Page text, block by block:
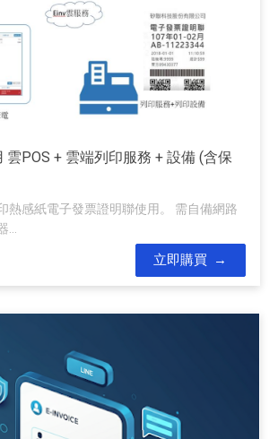
雲POS + 雲端列印服務 + 設備 (含保
熱感紙電子發票證明聯使用。 需自備網路
立即購買